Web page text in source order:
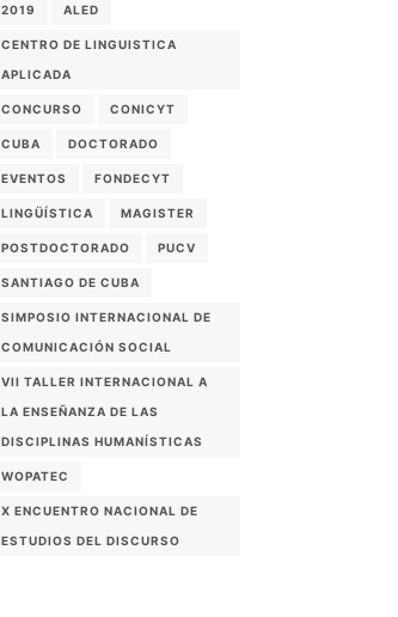
2019 ALED
CENTRO DE LINGUISTICA
APLICADA
CONCURSO CONICYT
CUBA DOCTORADO
EVENTOS FONDECYT
LINGÜÍSTICA MAGISTER
POSTDOCTORADO PUCV
SANTIAGO DE CUBA
SIMPOSIO INTERNACIONAL DE
COMUNICACIÓN SOCIAL
VII TALLER INTERNACIONAL A
LA ENSEÑANZA DE LAS
DISCIPLINAS HUMANÍSTICAS
WOPATEC
X ENCUENTRO NACIONAL DE
ESTUDIOS DEL DISCURSO